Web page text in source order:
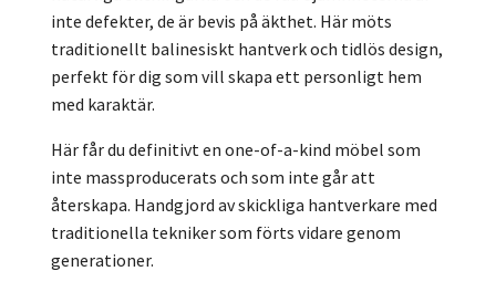
inte defekter, de är bevis på äkthet. Här möts
traditionellt balinesiskt hantverk och tidlös design,
perfekt för dig som vill skapa ett personligt hem
med karaktär.
Här får du definitivt en one-of-a-kind möbel som
inte massproducerats och som inte går att
återskapa. Handgjord av skickliga hantverkare med
traditionella tekniker som förts vidare genom
generationer.